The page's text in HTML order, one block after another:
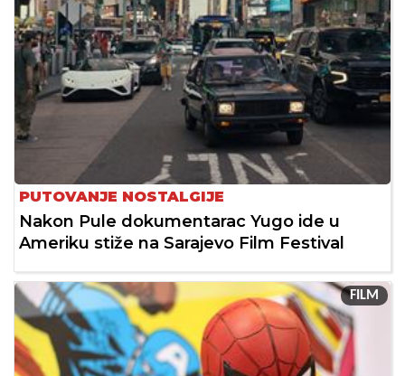
PUTOVANJE NOSTALGIJE
Nakon Pule dokumentarac Yugo ide u
Ameriku stiže na Sarajevo Film Festival
FILM